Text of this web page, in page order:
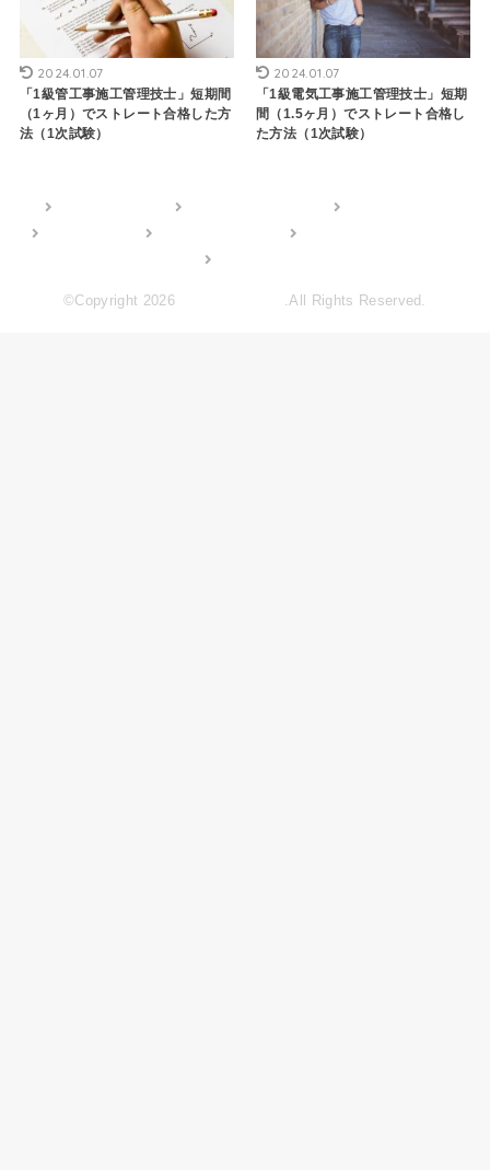
2024.01.07
「1級管工事施工管理技士」短期間
（1ヶ月）でストレート合格した方
法（1次試験）
2024.01.07
「1級電気工事施工管理技士」短期
間（1.5ヶ月）でストレート合格し
た方法（1次試験）
©Copyright 2026 .All Rights Reserved.